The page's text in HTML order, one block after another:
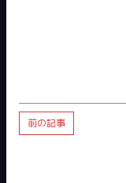
前の記事